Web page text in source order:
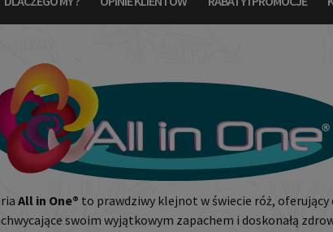
All in One® to prawdziwy klejnot w świecie róż,
swoim wyjątkowym zapachem i doskonałą